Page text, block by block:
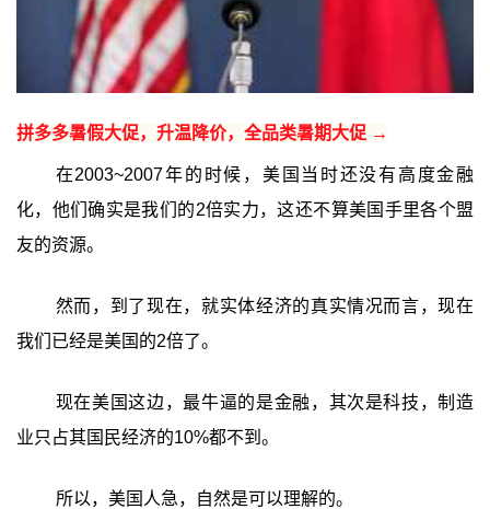
拼多多暑假大促，升温降价，全品类暑期大促 →
在2003~2007年的时候，美国当时还没有高度金融
化，他们确实是我们的2倍实力，这还不算美国手里各个盟
友的资源。
然而，到了现在，就实体经济的真实情况而言，现在
我们已经是美国的2倍了。
现在美国这边，最牛逼的是金融，其次是科技，制造
业只占其国民经济的10%都不到。
所以，美国人急，自然是可以理解的。